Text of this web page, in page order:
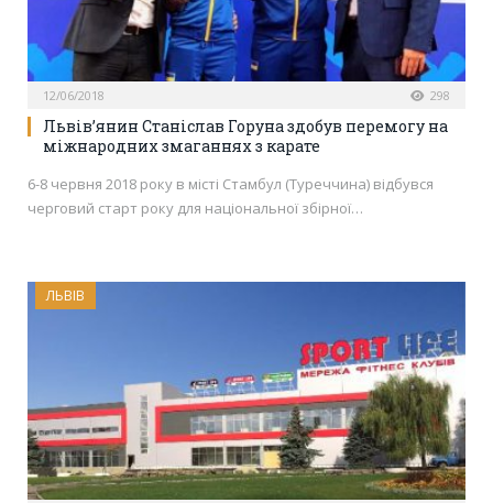
12/06/2018 298
Львів’янин Станіслав Горуна здобув перемогу на
міжнародних змаганнях з карате
6-8 червня 2018 року в місті Стамбул (Туреччина) відбувся
черговий старт року для національної збірної…
ЛЬВІВ